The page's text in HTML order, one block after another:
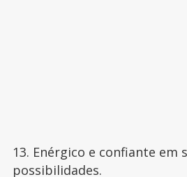
13. Enérgico e confiante em
possibilidades.